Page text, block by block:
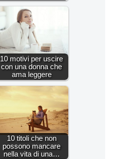
10 motivi per uscire
con una donna che
ama leggere
10 titoli che non
possono mancare
nella vita di una…